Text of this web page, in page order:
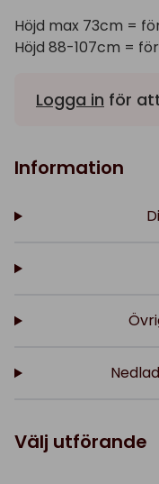
Höjd max 73cm =
Höjd 88-107cm =
Logga in för
Information
Välj utförande